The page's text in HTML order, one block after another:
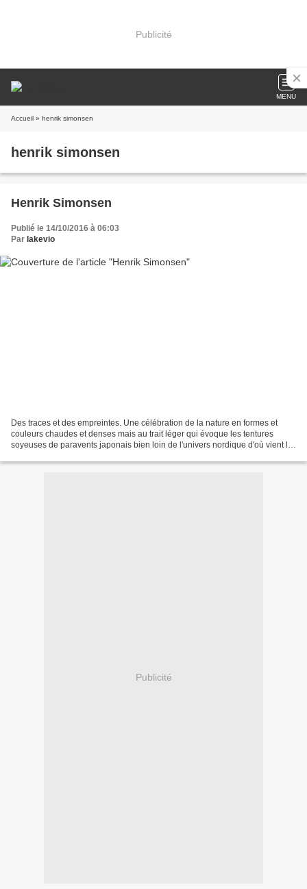
Publicité
MENU
Accueil » henrik simonsen
henrik simonsen
Henrik Simonsen
Publié le 14/10/2016 à 06:03
Par lakevio
Des traces et des empreintes. Une célébration de la nature en formes et
couleurs chaudes et denses mais au trait léger qui évoque les tentures
soyeuses de paravents japonais bien loin de l'univers nordique d'où vient le
Publicité